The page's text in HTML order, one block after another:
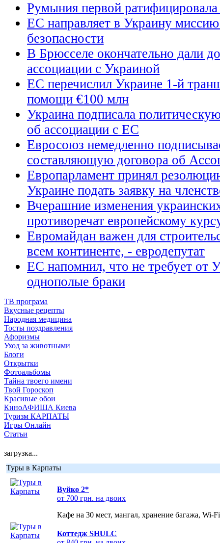
Румыния первой
ЕС направляет в Украину
безопасности
В Брюсселе окончательно дали
ассоциации с Украиной
ЕС перечислил Украине 1-й
помощи €100 млн
Украина подписала
об ассоциации с ЕС
Евросоюз немедленно
составляющую договора об
Европарламент принял
Украине подать заявку на
Вчерашние изменения
противоречат европейскому
Евромайдан важен для
всем континенте, - евродепутат
ЕС напомнил, что не требует от
однополые браки
ТВ програма
Вкусные рецепты
Народная медицина
Тосты поздравления
Афоризмы
Уход за животными
Блоги
Открытки
Фотоальбомы
Тайна твоего имени
Твой Гороскоп
Красивые обои
КиноАФИША Киева
Туризм КАРПАТЫ
Игры Онлайн
Статьи
загрузка...
Туры в Карпаты
Вуйко 2*
от 700 грн. на двоих
Кафе на 30 мест, мангал, хранение багажа, Wi-
Коттедж SHULC